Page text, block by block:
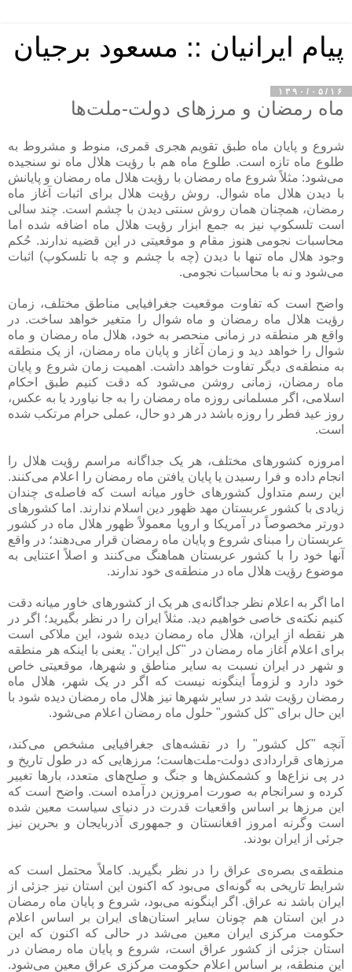
پیام ایرانیان :: مسعود برجیان
۱۳۹۰/۰۵/۱۶
ماه رمضان و مرزهای دولت-ملت‌ها
شروع و پایان ماه طبق تقویم هجری قمری، منوط و مشروط به
طلوع ماه تازه است. طلوع ماه هم با رؤیت هلال ماه نو سنجیده
می‌شود: مثلاً شروع ماه رمضان با رؤیت هلال ماه رمضان و پایانش
با دیدن هلال ماه شوال. روش رؤیت هلال برای اثبات آغاز ماه
رمضان، همچنان همان روش سنتی دیدن با چشم است. چند سالی
است تلسکوپ نیز به جمع ابزار رؤیت هلال ماه اضافه شده اما
محاسبات نجومی هنوز مقام و موقعیتی در این قضیه ندارند. حُکم
وجود هلال ماه تنها با دیدن (چه با چشم و چه با تلسکوپ) اثبات
می‌شود و نه با محاسبات نجومی.
واضح است که تفاوت موقعیت جغرافیایی مناطق مختلف، زمان
رؤیت هلال ماه رمضان و ماه شوال را متغیر خواهد ساخت. در
واقع هر منطقه در زمانی منحصر به خود، هلال ماه رمضان و ماه
شوال را خواهد دید و زمان آغاز و پایان ماه رمضان، از یک منطقه
به منطقه‌ی دیگر تفاوت خواهد داشت. اهمیت زمان شروع و پایان
ماه رمضان، زمانی روشن می‌شود که دقت کنیم طبق احکام
اسلامی، اگر مسلمانی روزه ماه رمضان را به جا نیاورد یا به عکس،
روز عید فطر را روزه باشد در هر دو حال، عملی حرام مرتکب شده
است.
امروزه کشورهای مختلف، هر یک جداگانه مراسم رؤیت هلال را
انجام داده و فرا رسیدن یا پایان یافتن ماه رمضان را اعلام می‌کنند.
این رسم متداول کشورهای خاور میانه است که فاصله‌ی چندان
زیادی با کشور عربستان مهد ظهور دین اسلام ندارند. اما کشورهای
دورتر مخصوصاً در آمریکا و اروپا معمولاً ظهور هلال ماه در کشور
عربستان را مبنای شروع و پایان ماه رمضان قرار می‌دهند؛ در واقع
آنها خود را با کشور عربستان هماهنگ می‌کنند و اصلاً اعتنایی به
موضوع رؤیت هلال ماه در منطقه‌ی خود ندارند.
اما اگر به اعلام نظر جداگانه‌ی هر یک از کشورهای خاور میانه دقت
کنیم نکته‌ی خاصی خواهیم دید. مثلاً ایران را در نظر بگیرید؛ اگر در
هر نقطه از ایران، هلال ماه رمضان دیده شود، این ملاکی است
برای اعلام آغاز ماه رمضان در "کل ایران". یعنی با اینکه هر منطقه
و شهر در ایران نسبت به سایر مناطق و شهرها، موقعیتی خاص
خود دارد و لزوماً اینگونه نیست که اگر در یک شهر، هلال ماه
رمضان رؤیت شد در سایر شهرها نیز هلال ماه رمضان دیده شود با
این حال برای "کل کشور" حلول ماه رمضان اعلام می‌شود.
آنچه "کل کشور" را در نقشه‌های جغرافیایی مشخص می‌کند،
مرزهای قراردادی دولت-ملت‌هاست؛ مرزهایی که در طول تاریخ و
در پی نزاع‌ها و کشمکش‌ها و جنگ و صلح‌های متعدد، بارها تغییر
کرده و سرانجام به صورت امروزین درآمده است. واضح است که
این مرزها بر اساس واقعیات قدرت در دنیای سیاست معین شده
است وگرنه امروز افغانستان و جمهوری آذربایجان و بحرین نیز
جرئی از ایران بودند.
منطقه‌ی بصره‌ی عراق را در نظر بگیرید. کاملاً محتمل است که
شرایط تاریخی به گونه‌ای می‌بود که اکنون این استان نیز جزئی از
ایران باشد نه عراق. اگر اینگونه می‌بود، شروع و پایان ماه رمضان
در این استان هم چونان سایر استان‌های ایران بر اساس اعلام
حکومت مرکزی ایران معین می‌شد در حالی که اکنون که این
استان جزئی از کشور عراق است، شروع و پایان ماه رمضان در
این منطقه، بر اساس اعلام حکومت مرکزی عراق معین می‌شود.